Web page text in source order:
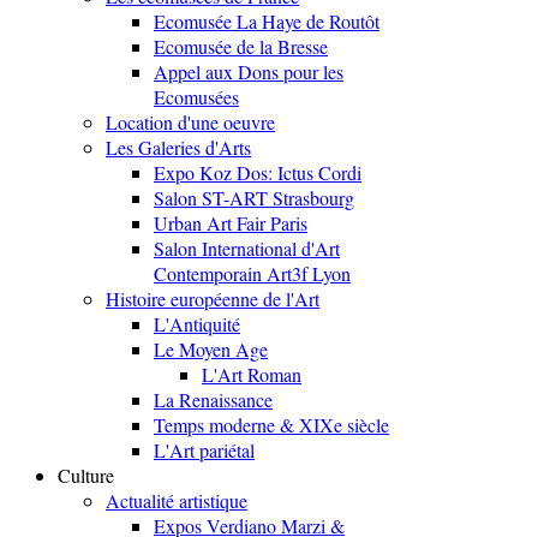
Ecomusée La Haye de Routôt
Ecomusée de la Bresse
Appel aux Dons pour les
Ecomusées
Location d'une oeuvre
Les Galeries d'Arts
Expo Koz Dos: Ictus Cordi
Salon ST-ART Strasbourg
Urban Art Fair Paris
Salon International d'Art
Contemporain Art3f Lyon
Histoire européenne de l'Art
L'Antiquité
Le Moyen Age
L'Art Roman
La Renaissance
Temps moderne & XIXe siècle
L'Art pariétal
Culture
Actualité artistique
Expos Verdiano Marzi &